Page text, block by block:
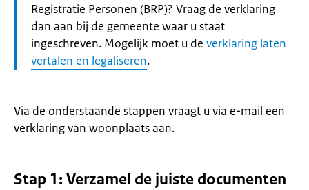
Registratie Personen (BRP)? Vraag de verklaring
dan aan bij de gemeente waar u staat
ingeschreven. Mogelijk moet u de verklaring laten
vertalen en legaliseren.
Via de onderstaande stappen vraagt u via e-mail een
verklaring van woonplaats aan.
Stap 1: Verzamel de juiste documenten